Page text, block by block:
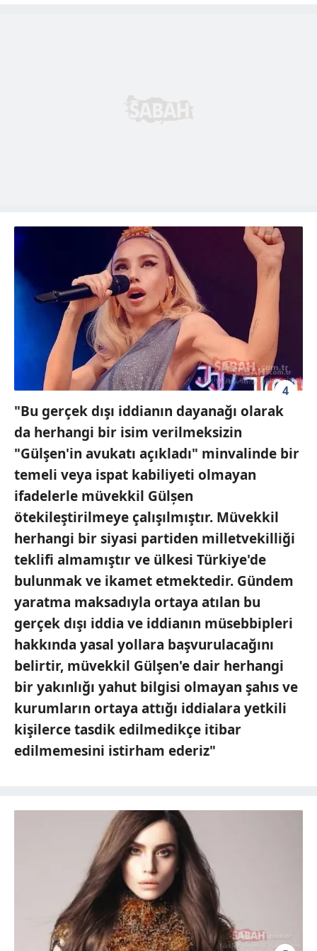
4
"Bu gerçek dışı iddianın dayanağı olarak
da herhangi bir isim verilmeksizin
"Gülşen'in avukatı açıkladı" minvalinde bir
temeli veya ispat kabiliyeti olmayan
ifadelerle müvekkil Gülșen
ötekileştirilmeye çalışılmıştır. Müvekkil
herhangi bir siyasi partiden milletvekilliği
teklifi almamıştır ve ülkesi Türkiye'de
bulunmak ve ikamet etmektedir. Gündem
yaratma maksadıyla ortaya atılan bu
gerçek dışı iddia ve iddianın müsebbipleri
hakkında yasal yollara başvurulacağını
belirtir, müvekkil Gülşen'e dair herhangi
bir yakınlığı yahut bilgisi olmayan şahıs ve
kurumların ortaya attığı iddialara yetkili
kişilerce tasdik edilmedikçe itibar
edilmemesini istirham ederiz"